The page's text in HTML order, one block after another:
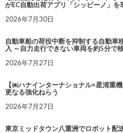
がEC自動出荷アプリ「シッピーノ」を
2026年7月30日
自動車船の荷役中断を抑制する自動車
入 ～自力走行できない車両を約5分で
2026年7月27日
【㈱ハナインターナショナル×星清重
更なる強化ねらう
2026年7月27日
東京ミッドタウン八重洲でロボット配